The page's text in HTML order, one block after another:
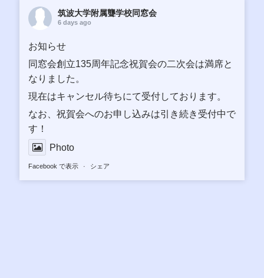
筑波大学附属聾学校同窓会
6 days ago
お知らせ
同窓会創立135周年記念祝賀会の二次会は満席と
なりました。
現在はキャンセル待ちにて受付しております。
なお、祝賀会へのお申し込みは引き続き受付中で
す！
Photo
Facebook で表示 · シェア